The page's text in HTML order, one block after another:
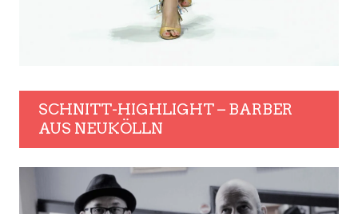
SCHNITT-HIGHLIGHT – BARBER
AUS NEUKÖLLN